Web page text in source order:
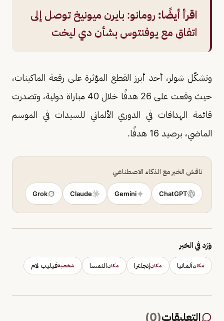
اقرأ أيضًا: رومانو: بايرن ميونيخ توصل إلى
اتفاق مع يوفنتوس بشأن دي ليخت
وتشكّل شولر، أحد أبرز القطع المؤثرة على رقعة الماكينات،
حيث وقعت على 26 هدفًا خلال 40 مباراة دولية، وتصدرت
قائمة الهدافات في الدوري الألماني للسيدات في الموسم
الماضي، برصيد 16 هدفًا.
ناقش الخبر مع الذكاء الاصطناعي
ChatGPT
Gemini
Claude
Grok
وَرَد في الخبر
مكانألمانيا مكانإنجلترا مكانالنمسا شخصيةفيليب لام
التعليقات(
0
)